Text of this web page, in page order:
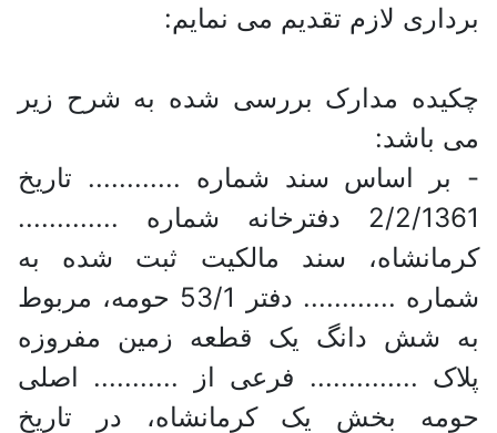
برداری لازم تقدیم می نمایم:
چکیده مدارک بررسی شده به شرح زیر
می باشد:
- بر اساس سند شماره ............ تاریخ
2/2/1361 دفترخانه شماره .............
کرمانشاه، سند مالکیت ثبت شده به
شماره ............ دفتر 53/1 حومه، مربوط
به شش دانگ یک قطعه زمین مفروزه
پلاک .............. فرعی از ........... اصلی
حومه بخش یک کرمانشاه، در تاریخ